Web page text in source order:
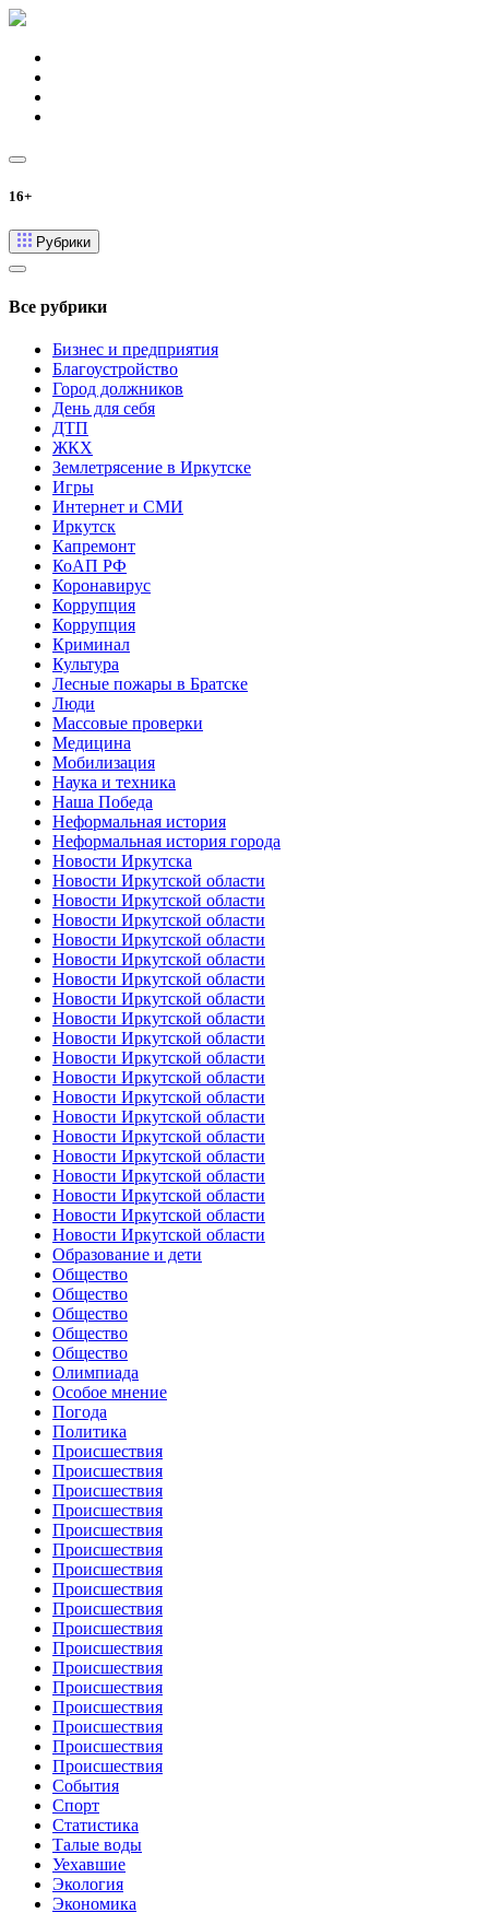
16+
Рубрики
Все рубрики
Бизнес и предприятия
Благоустройство
Город должников
День для себя
ДТП
ЖКХ
Землетрясение в Иркутске
Игры
Интернет и СМИ
Иркутск
Капремонт
КоАП РФ
Коронавирус
Коррупция
Коррупция
Криминал
Культура
Лесные пожары в Братске
Люди
Массовые проверки
Медицина
Мобилизация
Наука и техника
Наша Победа
Неформальная история
Неформальная история города
Новости Иркутска
Новости Иркутской области
Новости Иркутской области
Новости Иркутской области
Новости Иркутской области
Новости Иркутской области
Новости Иркутской области
Новости Иркутской области
Новости Иркутской области
Новости Иркутской области
Новости Иркутской области
Новости Иркутской области
Новости Иркутской области
Новости Иркутской области
Новости Иркутской области
Новости Иркутской области
Новости Иркутской области
Новости Иркутской области
Новости Иркутской области
Новости Иркутской области
Образование и дети
Общество
Общество
Общество
Общество
Общество
Олимпиада
Особое мнение
Погода
Политика
Происшествия
Происшествия
Происшествия
Происшествия
Происшествия
Происшествия
Происшествия
Происшествия
Происшествия
Происшествия
Происшествия
Происшествия
Происшествия
Происшествия
Происшествия
Происшествия
Происшествия
События
Спорт
Статистика
Талые воды
Уехавшие
Экология
Экономика